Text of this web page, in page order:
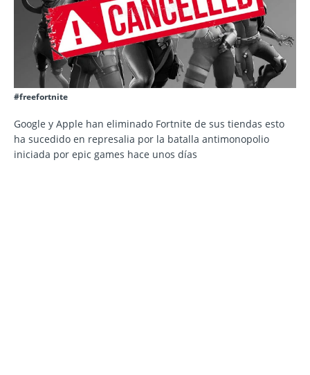
#freefortnite
Google y Apple han eliminado Fortnite de sus tiendas esto
ha sucedido en represalia por la batalla antimonopolio
iniciada por epic games hace unos días